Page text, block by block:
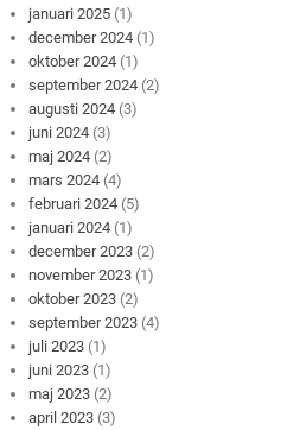
januari 2025 (1)
december 2024 (1)
oktober 2024 (1)
september 2024 (2)
augusti 2024 (3)
juni 2024 (3)
maj 2024 (2)
mars 2024 (4)
februari 2024 (5)
januari 2024 (1)
december 2023 (2)
november 2023 (1)
oktober 2023 (2)
september 2023 (4)
juli 2023 (1)
juni 2023 (1)
maj 2023 (2)
april 2023 (3)